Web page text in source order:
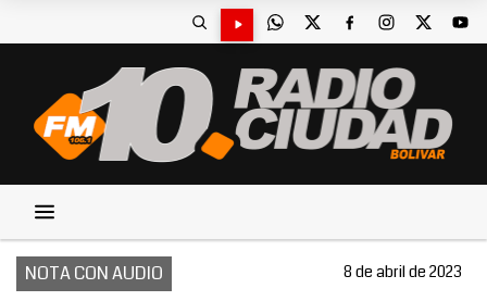
NOTA CON AUDIO 8 de abril de 2023